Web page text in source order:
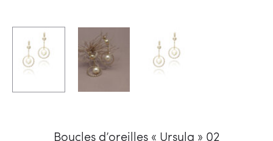
Boucles d’oreilles « Ursula » 02